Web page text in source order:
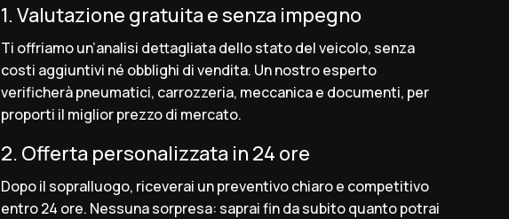
1. Valutazione gratuita e senza impegno
Ti offriamo un’analisi dettagliata dello stato del veicolo, senza
costi aggiuntivi né obblighi di vendita. Un nostro esperto
verificherà pneumatici, carrozzeria, meccanica e documenti, per
proporti il miglior prezzo di mercato.
2. Offerta personalizzata in 24 ore
Dopo il sopralluogo, riceverai un preventivo chiaro e competitivo
entro 24 ore. Nessuna sorpresa: saprai fin da subito quanto potrai